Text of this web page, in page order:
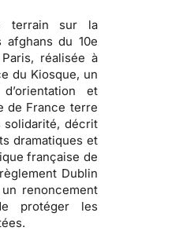
terrain sur la
afghans du 10e
réalisée à
du Kiosque, un
et
de France terre
solidarité, décrit
dramatiques et
française de
Dublin
un renoncement
protéger les